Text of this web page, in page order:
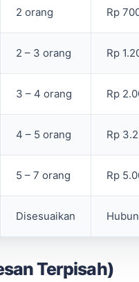
2 orang Rp
2 – 3 orang Rp
3 – 4 orang Rp
4 – 5 orang Rp
5 – 7 orang Rp
Disesuaikan
Terpisah)